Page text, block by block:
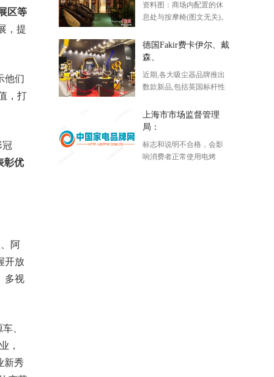
区等
，提
他们
，打
冠
彰优
阿
开放
多视
、
，
新秀
一体的整体家居解决方
案。“
资料图：商场内配置的休
息处与按摩椅(图文无关)。
机扫一扫，支付后即可享
受10多分钟的按摩服
市民陈励勤告诉记者，共
享按
德国Fakir费卡伊尔、戴
森、
近期,各大吸尘器品牌推出
数款新品,包括英国标杆性
牌Fakir(费卡伊尔)、中国领
军品牌小狗等。不管是戴
狗S9系列卧式吸尘器,还是
Faki
上海市市场监督管理
局：
标志和说明不合格，会影
响消费者正常使用电烤